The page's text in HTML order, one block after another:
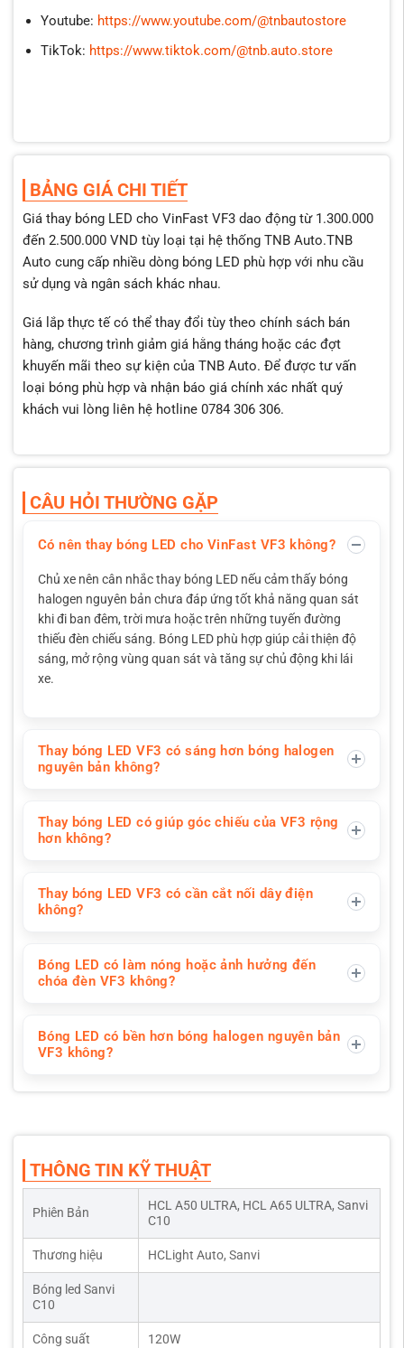
Youtube: https://www.youtube.com/@tnbautostore
TikTok: https://www.tiktok.com/@tnb.auto.store
BẢNG GIÁ CHI TIẾT
Giá thay bóng LED cho VinFast VF3 dao động từ 1.300.000
đến 2.500.000 VND tùy loại tại hệ thống TNB Auto.TNB
Auto cung cấp nhiều dòng bóng LED phù hợp với nhu cầu
sử dụng và ngân sách khác nhau.
Giá lắp thực tế có thể thay đổi tùy theo chính sách bán
hàng, chương trình giảm giá hằng tháng hoặc các đợt
khuyến mãi theo sự kiện của TNB Auto. Để được tư vấn
loại bóng phù hợp và nhận báo giá chính xác nhất quý
khách vui lòng liên hệ hotline 0784 306 306.
CÂU HỎI THƯỜNG GẶP
Có nên thay bóng LED cho VinFast VF3 không?
Chủ xe nên cân nhắc thay bóng LED nếu cảm thấy bóng
halogen nguyên bản chưa đáp ứng tốt khả năng quan sát
khi đi ban đêm, trời mưa hoặc trên những tuyến đường
thiếu đèn chiếu sáng. Bóng LED phù hợp giúp cải thiện độ
sáng, mở rộng vùng quan sát và tăng sự chủ động khi lái
xe.
Thay bóng LED VF3 có sáng hơn bóng halogen
nguyên bản không?
Thay bóng LED có giúp góc chiếu của VF3 rộng
hơn không?
Thay bóng LED VF3 có cần cắt nối dây điện
không?
Bóng LED có làm nóng hoặc ảnh hưởng đến
chóa đèn VF3 không?
Bóng LED có bền hơn bóng halogen nguyên bản
VF3 không?
THÔNG TIN KỸ THUẬT
Phiên Bản
HCL A50 ULTRA, HCL A65 ULTRA, Sanvi
C10
Thương hiệu HCLight Auto, Sanvi
Bóng led Sanvi
C10
Công suất 120W